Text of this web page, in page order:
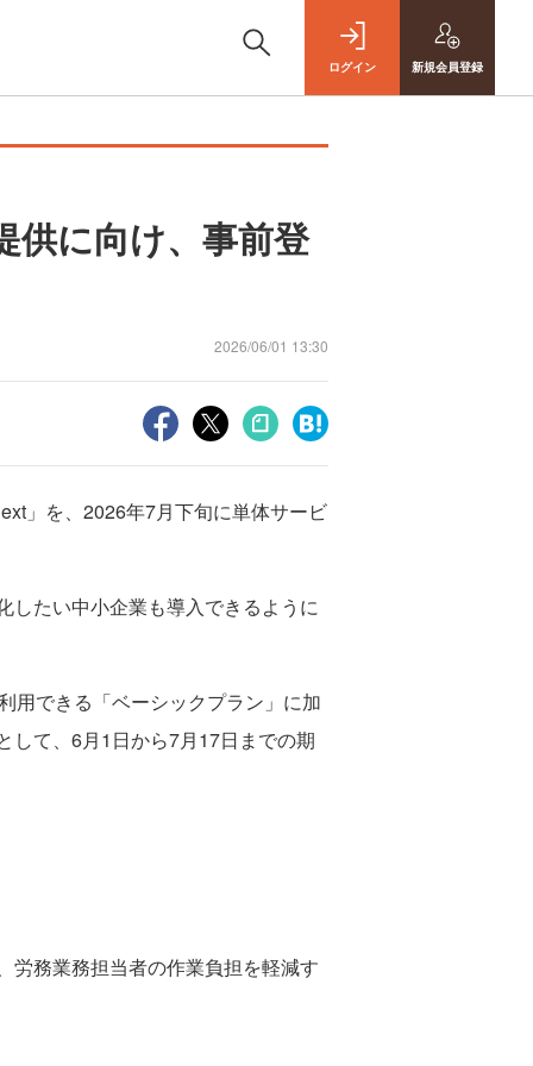
ログイン 新規会員登録
供に向け、事前登
2026/06/01 13:30
」を、2026年7月下旬に単体サービ
たい中小企業も導入できるように
できる「ベーシックプラン」に加
して、6月1日から7月17日までの期
労務業務担当者の作業負担を軽減す